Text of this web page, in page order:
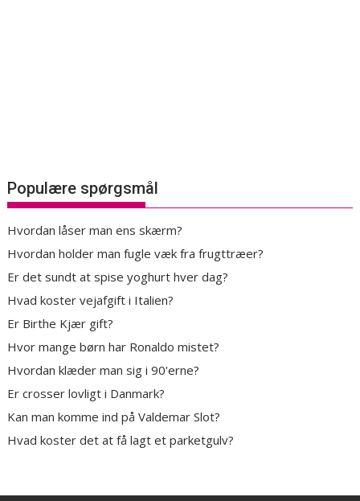
Populære spørgsmål
Hvordan låser man ens skærm?
Hvordan holder man fugle væk fra frugttræer?
Er det sundt at spise yoghurt hver dag?
Hvad koster vejafgift i Italien?
Er Birthe Kjær gift?
Hvor mange børn har Ronaldo mistet?
Hvordan klæder man sig i 90'erne?
Er crosser lovligt i Danmark?
Kan man komme ind på Valdemar Slot?
Hvad koster det at få lagt et parketgulv?